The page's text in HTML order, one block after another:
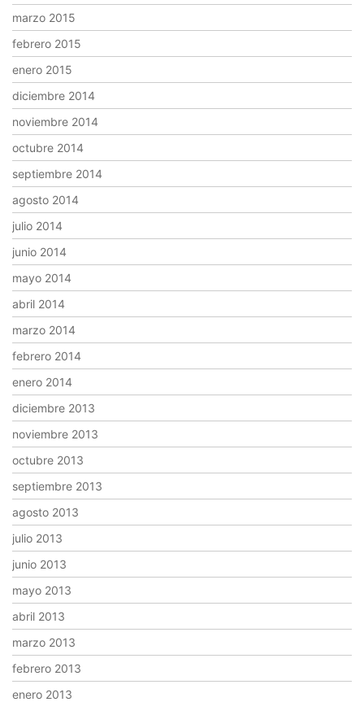
marzo 2015
febrero 2015
enero 2015
diciembre 2014
noviembre 2014
octubre 2014
septiembre 2014
agosto 2014
julio 2014
junio 2014
mayo 2014
abril 2014
marzo 2014
febrero 2014
enero 2014
diciembre 2013
noviembre 2013
octubre 2013
septiembre 2013
agosto 2013
julio 2013
junio 2013
mayo 2013
abril 2013
marzo 2013
febrero 2013
enero 2013